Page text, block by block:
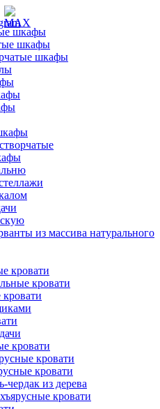
шкафы
шкафы
шкафы
из массива натурального
кровати
кровати
кровати
кровати
кровати
чердак из дерева
кровати